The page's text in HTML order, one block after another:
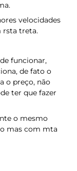
velocidades
rsta treta.
funcionar,
de fato o
o preço, não
ter que fazer
o mesmo
mas com mta